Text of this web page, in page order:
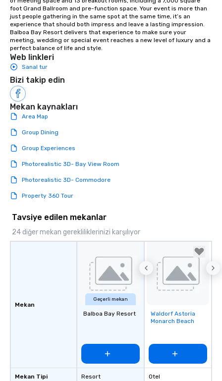
rearranged with syncopation, swing,
and soul. ► Visual Sophistication: Our
performers reflect the "Nouveau"
aesthetic—classic elegance with a
modern edge. By choosing Pop
Nouveau Jazz, you aren't just booking
a band; you are securing an
immersive experience. We specialize
in that "golden hour" energy—where
the music is sophisticated enough for
cocktails and conversation, yet
infectious enough to keep guests
engaged and energized throughout
decades of experience performing at
weddings all over the planet! We are
soundtrack to enhance every moment
creating a swinging vibe for cocktail
hour, to providing some sultry sounds
for dinner which lead right into an
unforgettable all night dance party!
of the way to make planning your
wedding day a breeze. We have many
options available for every size venue
foot Grand Ballroom and pre-function space. Your event is more than
just people gathering in the same spot at the same time, it’s an
experience that should both impress and leave a lasting impression.
Balboa Bay Resort delivers that experience to make sure your
meeting, wedding or special event reaches a new level of luxury and a
perfect balance of life and style.
Web linkleri
Sanal tur
Bizi takip edin
Mekan kaynakları
Area Map
Group Dining
Group Experiences
Photorealistic 3D- Bay View Room
Photorealistic 3D- Commodore
Property 360 Tour
Tavsiye edilen mekanlar
24 diğer mekan gerekliliklerinizi karşılıyor
Mekan
Mekan Tipi
Geçerli mekan
Balboa Bay Resort
Resort
Removed from
favorites
Waldorf Astoria
Monarch Beach
Otel